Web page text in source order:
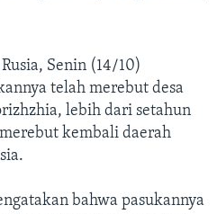
Senin (14/10)
telah merebut desa
lebih dari setahun
kembali daerah
bahwa pasukannya